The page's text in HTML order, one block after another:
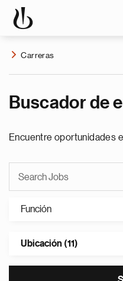
Carreras
Buscador de
Encuentre oportunidades
Función
Ubicación (11)